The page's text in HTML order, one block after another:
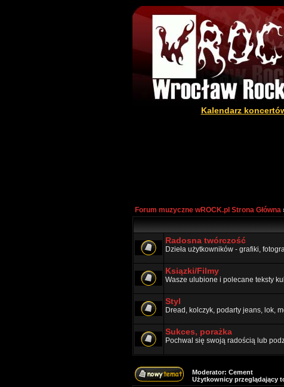
Kalendarz
Forum muzyczne wROCK.pl Strona Główna
Radosna twórczość
Dzieła użytkowników - grafiki,
Ksiązki/Filmy
Wasze ulubione i polecane teksty
Styl
Dread, kolczyk, podarty jeans, lok,
Sukces, porażka
Pochwal się swoją radością lub
Moderator: Cement
Użytkownicy przeglądający